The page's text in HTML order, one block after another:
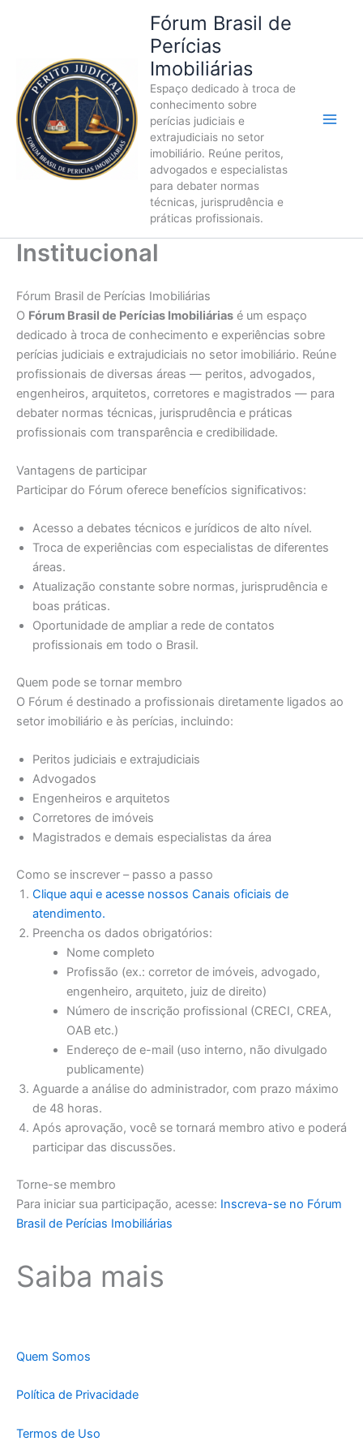
conteúdo
Fórum Brasil de
Perícias
Imobiliárias
Espaço dedicado à troca de
conhecimento sobre
perícias judiciais e
extrajudiciais no setor
imobiliário. Reúne peritos,
advogados e especialistas
para debater normas
técnicas, jurisprudência e
práticas profissionais.
Institucional
Fórum Brasil de Perícias Imobiliárias
O Fórum Brasil de Perícias Imobiliárias é um espaço
dedicado à troca de conhecimento e experiências sobre
perícias judiciais e extrajudiciais no setor imobiliário. Reúne
profissionais de diversas áreas — peritos, advogados,
engenheiros, arquitetos, corretores e magistrados — para
debater normas técnicas, jurisprudência e práticas
profissionais com transparência e credibilidade.
Vantagens de participar
Participar do Fórum oferece benefícios significativos:
Acesso a debates técnicos e jurídicos de alto nível.
Troca de experiências com especialistas de diferentes
áreas.
Atualização constante sobre normas, jurisprudência e
boas práticas.
Oportunidade de ampliar a rede de contatos
profissionais em todo o Brasil.
Quem pode se tornar membro
O Fórum é destinado a profissionais diretamente ligados ao
setor imobiliário e às perícias, incluindo:
Peritos judiciais e extrajudiciais
Advogados
Engenheiros e arquitetos
Corretores de imóveis
Magistrados e demais especialistas da área
Como se inscrever – passo a passo
Clique aqui e acesse nossos Canais oficiais de
atendimento.
Preencha os dados obrigatórios:
Nome completo
Profissão (ex.: corretor de imóveis, advogado,
engenheiro, arquiteto, juiz de direito)
Número de inscrição profissional (CRECI, CREA,
OAB etc.)
Endereço de e-mail (uso interno, não divulgado
publicamente)
Aguarde a análise do administrador, com prazo máximo
de 48 horas.
Após aprovação, você se tornará membro ativo e poderá
participar das discussões.
Torne-se membro
Para iniciar sua participação, acesse: Inscreva-se no Fórum
Brasil de Perícias Imobiliárias
Saiba mais
Quem Somos
Política de Privacidade
Termos de Uso